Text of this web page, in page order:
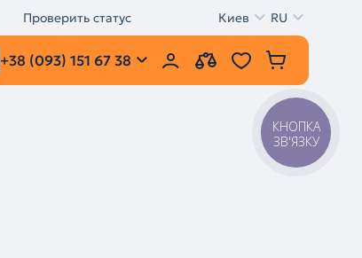
Проверить статус Киев RU
+38 (093) 151 67 38
КНОПКА
ЗВ'ЯЗКУ